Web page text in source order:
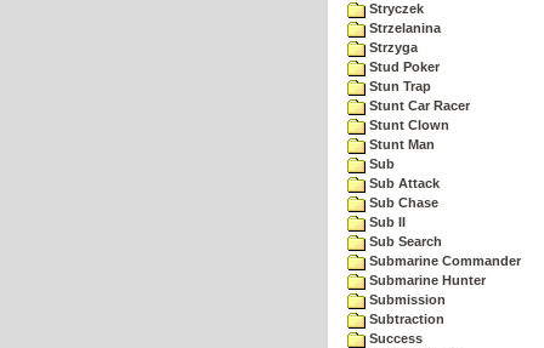
Stryczek
Strzelanina
Strzyga
Stud Poker
Stun Trap
Stunt Car Racer
Stunt Clown
Stunt Man
Sub
Sub Attack
Sub Chase
Sub II
Sub Search
Submarine Commander
Submarine Hunter
Submission
Subtraction
Success